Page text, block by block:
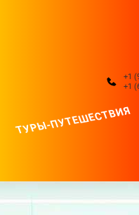
+1
+1
ТУРЫ-ПУТЕШЕСТВИЯ